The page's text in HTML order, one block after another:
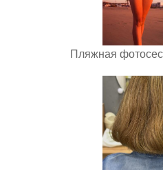
Пляжная